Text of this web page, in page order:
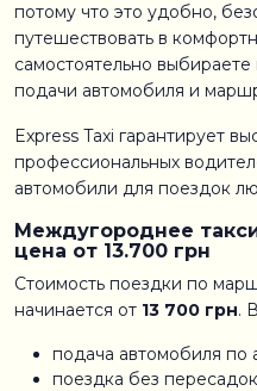
потому что это удобно,
путешествовать в
самостоятельно
подачи автомобиля и
Express Taxi гарантирует
профессиональных
автомобили для поездок
Междугороднее
цена от 13.700 грн
Стоимость поездки по
начинается от 13 700 грн.
подача автомобиля по
поездка без